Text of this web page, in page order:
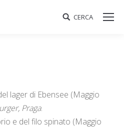
Search:
CERCA
lager di Ebensee (Maggio
Praga.
e del filo spinato (Maggio